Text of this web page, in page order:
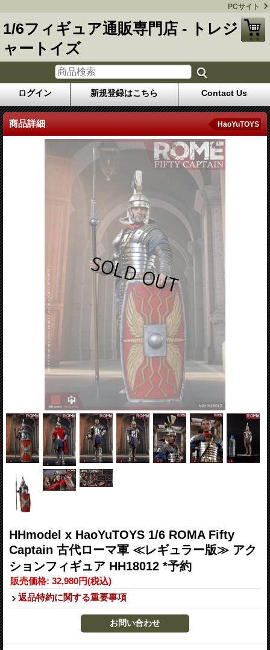
PCサイト
1/6フィギュア通販専門店 - トレジ
ャートイズ
ログイン 新規登録はこちら Contact Us
商品詳細 HaoYuTOYS
HHmodel x HaoYuTOYS 1/6 ROMA Fifty
Captain 古代ローマ軍 ≪レギュラー版≫ アク
ションフィギュア HH18012 *予約
販売価格: 32,980円(税込)
返品特約に関する重要事項